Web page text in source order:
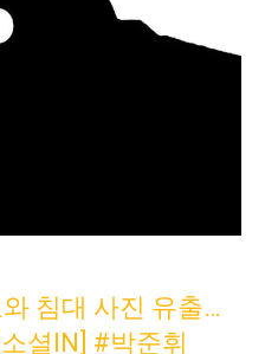
침대 사진 유출…
셜IN] #박준휘